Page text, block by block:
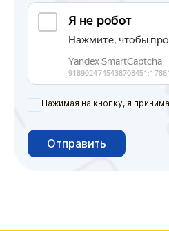
Нажимая на кнопку, я
Отправить